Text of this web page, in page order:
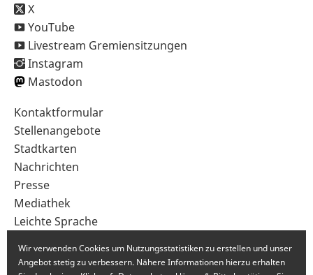
X
YouTube
Livestream Gremiensitzungen
Instagram
Mastodon
Sekundärnavigation
im
Fußbereich
Kontaktformular
Stellenangebote
Stadtkarten
Nachrichten
Presse
Mediathek
Leichte Sprache
Wir verwenden Cookies um Nutzungsstatistiken zu erstellen und unser
Angebot stetig zu verbessern. Nähere Informationen hierzu erhalten